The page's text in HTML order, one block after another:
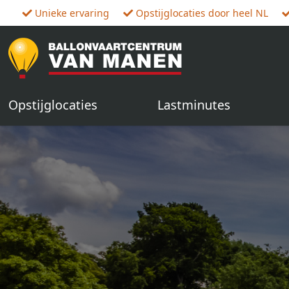
Unieke ervaring Opstijglocaties door heel NL
Opstijglocaties Lastminutes